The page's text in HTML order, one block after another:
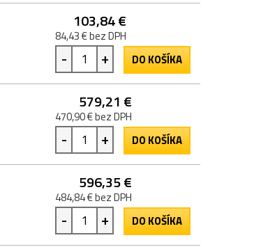
103,84 €
84,43 € bez DPH
- + DO KOŠÍKA
579,21 €
470,90 € bez DPH
- + DO KOŠÍKA
596,35 €
484,84 € bez DPH
- + DO KOŠÍKA